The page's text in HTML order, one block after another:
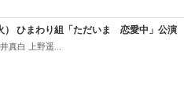
） ひまわり組「ただいま 恋愛中」公演
真白 上野遥...